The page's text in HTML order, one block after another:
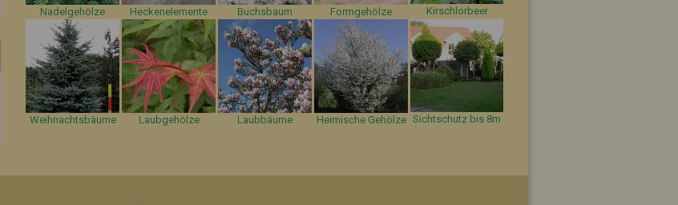
Nadelgehölze Heckenelemente Buchsbaum Formgehölze Kirschlorbeer
Weihnachtsbäume Laubgehölze Laubbäume Heimische Gehölze Sichtschutz bis 8m